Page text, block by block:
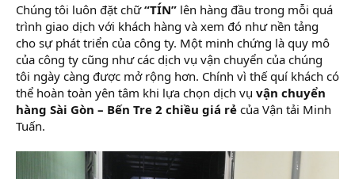
Chúng tôi luôn đặt chữ“TÍN” lên hàng đầu trong mỗi quá
trình giao dịch với khách hàng và xem đó như nền tảng
cho sự phát triển của công ty. Một minh chứng là quy mô
của công ty cũng như các dịch vụ vận chuyển của chúng
tôi ngày càng được mở rộng hơn. Chính vì thế quí khách có
thể hoàn toàn yên tâm khi lựa chọn dịch vụ vận chuyển
hàng Sài Gòn – Bến Tre 2 chiều giá rẻ của Vận tải Minh
Tuấn.